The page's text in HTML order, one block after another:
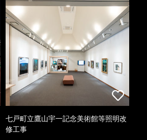
七戸町立鷹山宇一記念美術館等照明改
修工事